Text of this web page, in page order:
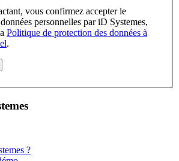
vous confirmez accepter le
personnelles par iD Systemes,
Politique de protection des données à
.
?